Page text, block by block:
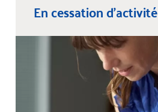
En cessation d'activité